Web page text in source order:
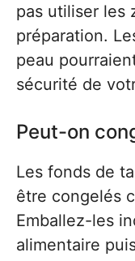
pas utiliser les
préparation.
peau
sécurité de
Peut-on
Les fonds de
être congelés
Emballez-les
alimentaire